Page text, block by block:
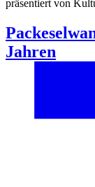
präsentiert von
Jahren